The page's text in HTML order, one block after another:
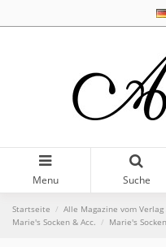
Menu Suche
Startseite Alle Magazine vom
Marie's Socken & Acc.
Marie's